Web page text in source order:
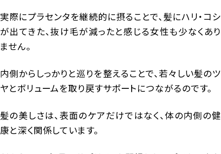
実際にプラセンタを継続的に摂ることで、髪にハリ・コシ
が出てきた、抜け毛が減ったと感じる女性も少なくあり
ません。
内側からしっかりと巡りを整えることで、若々しい髪のツ
ヤとボリュームを取り戻すサポートにつながるのです。
髪の美しさは、表面のケアだけではなく、体の内側の健
康と深く関係しています。